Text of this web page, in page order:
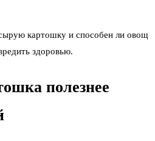
картошку и способен ли овощ
здоровью.
полезнее